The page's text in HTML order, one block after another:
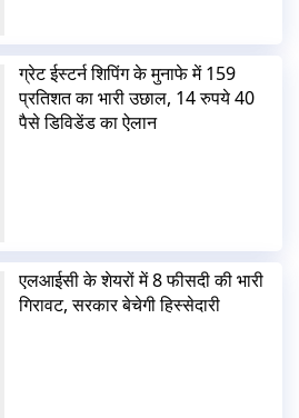
ग्रेट ईस्टर्न शिपिंग के मुनाफे में 159
प्रतिशत का भारी उछाल, 14 रुपये 40
पैसे डिविडेंड का ऐलान
एलआईसी के शेयरों में 8 फीसदी की भारी
गिरावट, सरकार बेचेगी हिस्सेदारी